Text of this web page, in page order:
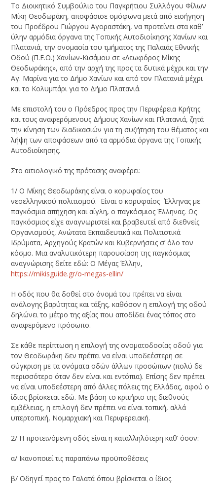
Το Διοικητικό Συμβούλιο του Παγκρήτιου Συλλόγου Φίλων
Μίκη Θεοδωράκη, αποφάσισε ομόφωνα μετά από εισήγηση
του Προέδρου Γιώργου Αγοραστάκη, να προτείνει στα καθ’
ύλην αρμόδια όργανα της Τοπικής Αυτοδιοίκησης Χανίων και
Πλατανιά, την ονομασία του τμήματος της Παλαιάς Εθνικής
Οδού (Π.Ε.Ο.) Χανίων-Κισάμου σε «Λεωφόρος Μίκης
Θεοδωράκης», από την αρχή της προς τα δυτικά μέχρι και την
Αγ. Μαρίνα για το Δήμο Χανίων και από τον Πλατανιά μέχρι
και το Κολυμπάρι για το Δήμο Πλατανιά.
Με επιστολή του ο Πρόεδρος προς την Περιφέρεια Κρήτης
και τους αναφερόμενους Δήμους Χανίων και Πλατανιά, ζητά
την κίνηση των διαδικασιών για τη συζήτηση του θέματος και
λήψη των αποφάσεων από τα αρμόδια όργανα της Τοπικής
Αυτοδιοίκησης.
Στο αιτιολογικό της πρότασης αναφέρει:
1/ Ο Μίκης Θεοδωράκης είναι ο κορυφαίος του
νεοελληνικού πολιτισμού. Είναι ο κορυφαίος Έλληνας με
παγκόσμια απήχηση και αίγλη, ο παγκόσμιος Έλληνας. Ως
παγκόσμιος είχε αναγνωριστεί και βραβευτεί από διεθνείς
Οργανισμούς, Ανώτατα Εκπαιδευτικά και Πολιτιστικά
Ιδρύματα, Αρχηγούς Κρατών και Κυβερνήσεις σ’ όλο τον
κόσμο. Μια αναλυτικότερη παρουσίαση της παγκόσμιας
αναγνώρισης δείτε εδώ: Ο Μέγας Έλλην,
https://mikisguide.gr/o-megas-ellin/
Η οδός που θα δοθεί στο όνομά του πρέπει να είναι
ανάλογης βαρύτητας και τάξης, καθόσον η επιλογή της οδού
δηλώνει το μέτρο της αξίας που αποδίδει ένας τόπος στο
αναφερόμενο πρόσωπο.
Σε κάθε περίπτωση η επιλογή της ονοματοδοσίας οδού για
τον Θεοδωράκη δεν πρέπει να είναι υποδεέστερη σε
σύγκριση με τα ονόματα οδών άλλων προσώπων (πολύ δε
περισσότερο όταν δεν είναι και εντόπια). Επίσης δεν πρέπει
να είναι υποδεέστερη από άλλες πόλεις της Ελλάδας, αφού ο
ίδιος βρίσκεται εδώ. Με βάση το κριτήριο της διεθνούς
εμβέλειας, η επιλογή δεν πρέπει να είναι τοπική, αλλά
υπερτοπική, Νομαρχιακή και Περιφερειακή.
2/ Η προτεινόμενη οδός είναι η καταλληλότερη καθ’ όσον:
α/ Ικανοποιεί τις παραπάνω προϋποθέσεις
β/ Οδηγεί προς το Γαλατά όπου βρίσκεται ο ίδιος.